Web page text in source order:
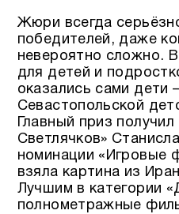
Жюри всегда
победителей, даже
невероятно сложно.
для детей и
оказались сами дети
Севастопольской
Главный приз
Светлячков»
номинации «Игровые
взяла картина из
Лучшим в категории
полнометражные